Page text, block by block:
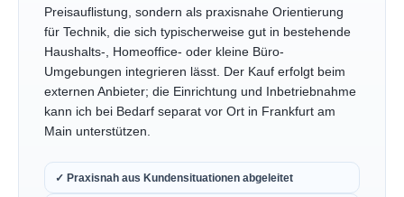
Preisauflistung, sondern als praxisnahe Orientierung
für Technik, die sich typischerweise gut in bestehende
Haushalts-, Homeoffice- oder kleine Büro-
Umgebungen integrieren lässt. Der Kauf erfolgt beim
externen Anbieter; die Einrichtung und Inbetriebnahme
kann ich bei Bedarf separat vor Ort in Frankfurt am
Main unterstützen.
✓ Praxisnah aus Kundensituationen abgeleitet